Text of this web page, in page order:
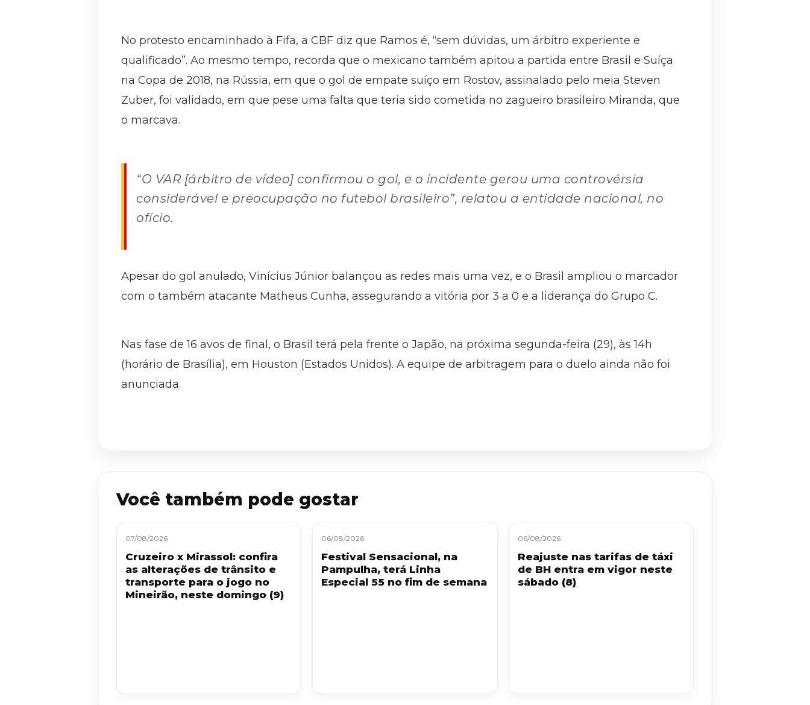
No protesto encaminhado à Fifa, a CBF diz que Ramos é, “sem dúvidas, um árbitro experiente e
qualificado”. Ao mesmo tempo, recorda que o mexicano também apitou a partida entre Brasil e Suíça
na Copa de 2018, na Rússia, em que o gol de empate suíço em Rostov, assinalado pelo meia Steven
Zuber, foi validado, em que pese uma falta que teria sido cometida no zagueiro brasileiro Miranda, que
o marcava.
“O VAR [árbitro de vídeo] confirmou o gol, e o incidente gerou uma controvérsia
considerável e preocupação no futebol brasileiro”, relatou a entidade nacional, no
ofício.
Apesar do gol anulado, Vinícius Júnior balançou as redes mais uma vez, e o Brasil ampliou o marcador
com o também atacante Matheus Cunha, assegurando a vitória por 3 a 0 e a liderança do Grupo C.
Nas fase de 16 avos de final, o Brasil terá pela frente o Japão, na próxima segunda-feira (29), às 14h
(horário de Brasília), em Houston (Estados Unidos). A equipe de arbitragem para o duelo ainda não foi
anunciada.
Você também pode gostar
07/08/2026
Cruzeiro x Mirassol: confira
as alterações de trânsito e
transporte para o jogo no
Mineirão, neste domingo (9)
06/08/2026
Festival Sensacional, na
Pampulha, terá Linha
Especial 55 no fim de semana
06/08/2026
Reajuste nas tarifas de táxi
de BH entra em vigor neste
sábado (8)